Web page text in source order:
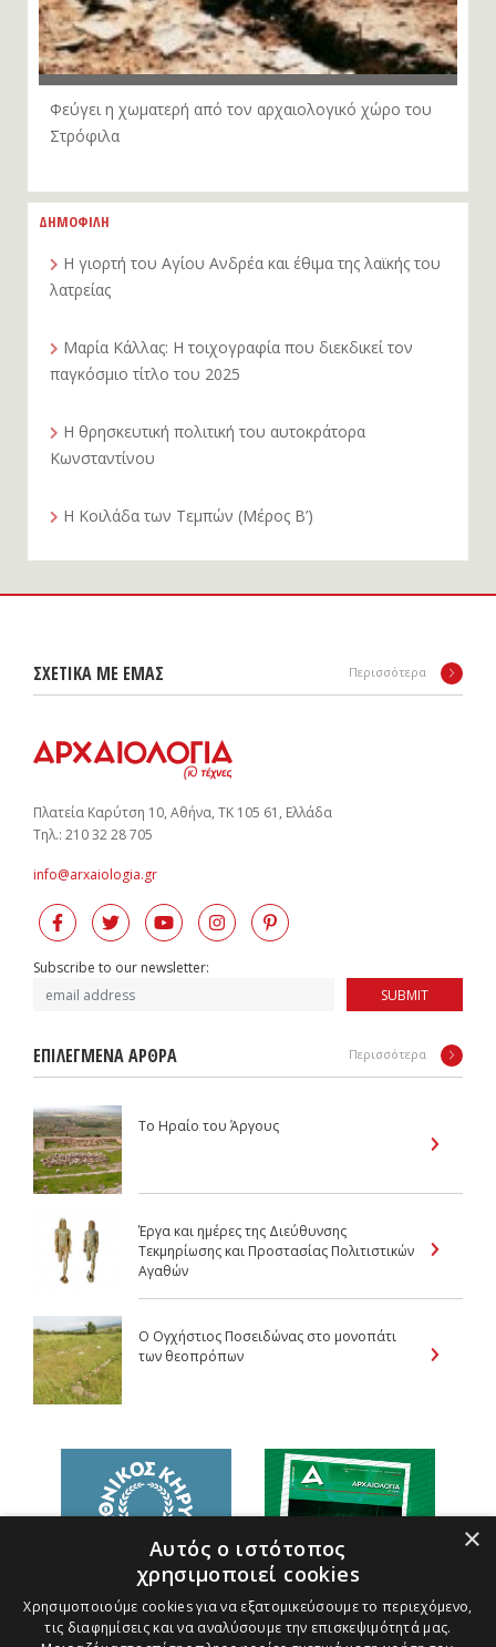
Φεύγει η χωματερή από τον αρχαιολογικό χώρο του
Στρόφιλα
ΔΗΜΟΦΙΛΗ
Η γιορτή του Αγίου Ανδρέα και έθιμα της λαϊκής του
λατρείας
Μαρία Κάλλας: Η τοιχογραφία που διεκδικεί τον
παγκόσμιο τίτλο του 2025
Η θρησκευτική πολιτική του αυτοκράτορα
Κωνσταντίνου
Η Κοιλάδα των Τεμπών (Μέρος Β’)
ΣΧΕΤΙΚΑ ΜΕ ΕΜΑΣ Περισσότερα
Πλατεία Καρύτση 10, Αθήνα, ΤΚ 105 61, Ελλάδα
Tηλ.: 210 32 28 705
info@arxaiologia.gr
Subscribe to our newsletter:
SUBMIT
ΕΠΙΛΕΓΜΕΝΑ ΑΡΘΡΑ Περισσότερα
Το Ηραίο του Άργους
Έργα και ημέρες της Διεύθυνσης
Τεκμηρίωσης και Προστασίας Πολιτιστικών
Αγαθών
Ο Ογχήστιος Ποσειδώνας στο μονοπάτι
των θεοπρόπων
×
Αυτός ο ιστότοπος
χρησιμοποιεί cookies
Χρησιμοποιούμε cookies για να εξατομικεύσουμε το περιεχόμενο,
τις διαφημίσεις και να αναλύσουμε την επισκεψιμότητά μας.